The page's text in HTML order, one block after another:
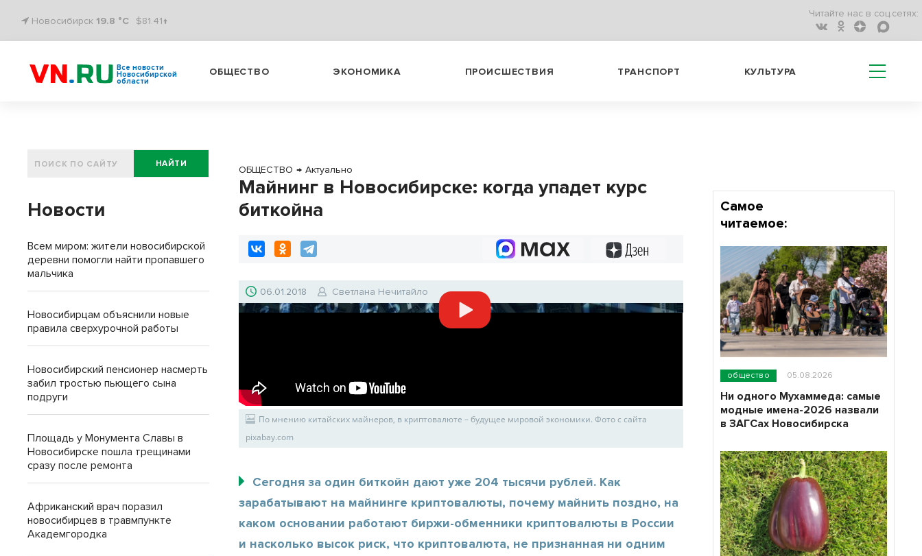
Новосибирск 19.8 °C $81.41↑
Читайте нас в соц.сетях:
Все новости
Новосибирской
области
ОБЩЕСТВО ЭКОНОМИКА ПРОИСШЕСТВИЯ ТРАНСПОРТ КУЛЬТУРА
ОБЩЕСТВО → Актуально
Майнинг в Новосибирске: когда упадет курс
биткойна
06.01.2018 Светлана Нечитайло
По мнению китайских майнеров, в криптовалюте – будущее мировой экономики. Фото с сайта
pixabay.com
Сегодня за один биткойн дают уже 204 тысячи рублей. Как
зарабатывают на майнинге криптовалюты, почему майнить поздно, на
каком основании работают биржи-обменники криптовалюты в России
и насколько высок риск, что криптовалюта, не признанная ни одним
НАЙТИ
Новости
Всем миром: жители новосибирской
деревни помогли найти пропавшего
мальчика
Новосибирцам объяснили новые
правила сверхурочной работы
Новосибирский пенсионер насмерть
забил тростью пьющего сына
подруги
Площадь у Монумента Славы в
Новосибирске пошла трещинами
сразу после ремонта
Африканский врач поразил
новосибирцев в травмпункте
Академгородка
Самое
читаемое:
общество 05.08.2026
Ни одного Мухаммеда: самые
модные имена-2026 назвали
в ЗАГСах Новосибирска